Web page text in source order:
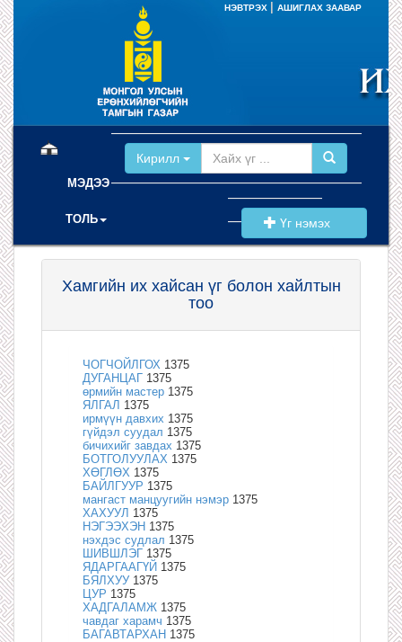
НЭВТРЭХ АШИГЛАХ ЗААВАР
МЭДЭЭ
ТОЛЬ
Кирилл
Үг нэмэх
Хамгийн их хайсан үг болон хайлтын
тоо
ЧОГЧОЙЛГОХ 1375
ДУГАНЦАГ 1375
өрмийн мастер 1375
ЯЛГАЛ 1375
ирмүүн давхих 1375
гүйдэл суудал 1375
бичихийг завдах 1375
БОТГОЛУУЛАХ 1375
ХӨГЛӨХ 1375
БАЙЛГУУР 1375
мангаст манцуугийн нэмэр 1375
ХАХУУЛ 1375
НЭГЭЭХЭН 1375
нэхдэс судлал 1375
ШИВШЛЭГ 1375
ЯДАРГААГҮЙ 1375
БЯЛХУУ 1375
ЦУР 1375
ХАДГАЛАМЖ 1375
чавдаг харамч 1375
БАГАВТАРХАН 1375